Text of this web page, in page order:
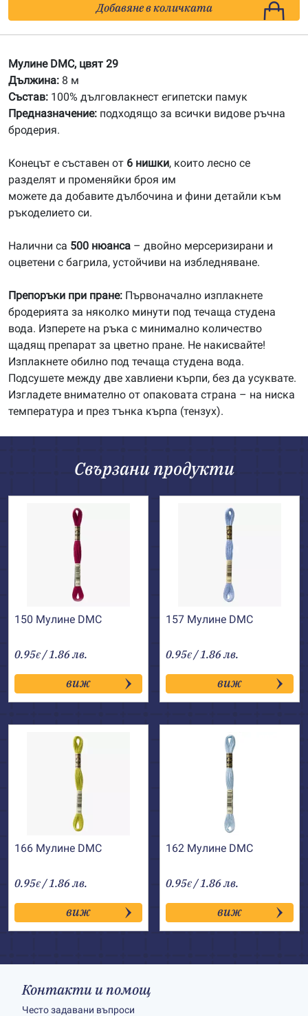
Мулине
DMC
Добавяне в количката
Мулине DMC, цвят 29
Дължина: 8 м
Състав: 100% дълговлакнест египетски памук
Предназначение: подходящо за всички видове ръчна
бродерия.
Конецът е съставен от 6 нишки, които лесно се
разделят и променяйки броя им
можете да добавите дълбочина и фини детайли към
ръкоделието си.
Налични са 500 нюанса – двойно мерсеризирани и
оцветени с багрила, устойчиви на избледняване.
Препоръки при пране: Първоначално изплакнете
бродерията за няколко минути под течаща студена
вода. Изперете на ръка с минимално количество
щадящ препарат за цветно пране. Не накисвайте!
Изплакнете обилно под течаща студена вода.
Подсушете между две хавлиени кърпи, без да усуквате.
Изгладете внимателно от опаковата страна – на ниска
температура и през тънка кърпа (тензух).
Свързани продукти
150 Мулине DMC
0.95€ / 1.86 лв.
виж
157 Мулине DMC
0.95€ / 1.86 лв.
виж
166 Мулине DMC
0.95€ / 1.86 лв.
виж
162 Мулине DMC
0.95€ / 1.86 лв.
виж
Контакти и помощ
Често задавани въпроси